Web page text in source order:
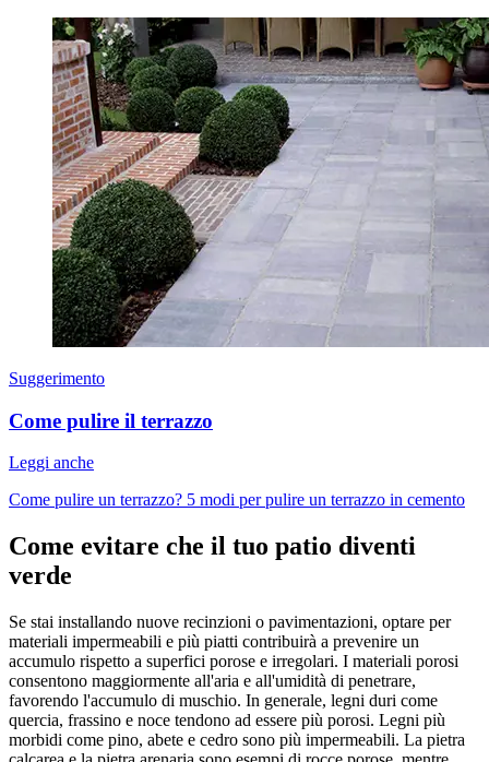
Suggerimento
Come pulire il terrazzo
Leggi anche
Come pulire un terrazzo? 5 modi per pulire un terrazzo in cemento
Come evitare che il tuo patio diventi
verde
Se stai installando nuove recinzioni o pavimentazioni, optare per
materiali impermeabili e più piatti contribuirà a prevenire un
accumulo rispetto a superfici porose e irregolari. I materiali porosi
consentono maggiormente all'aria e all'umidità di penetrare,
favorendo l'accumulo di muschio. In generale, legni duri come
quercia, frassino e noce tendono ad essere più porosi. Legni più
morbidi come pino, abete e cedro sono più impermeabili. La pietra